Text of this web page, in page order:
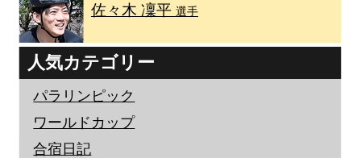
佐々木 凜平 選手
人気カテゴリー
パラリンピック
ワールドカップ
合宿日記